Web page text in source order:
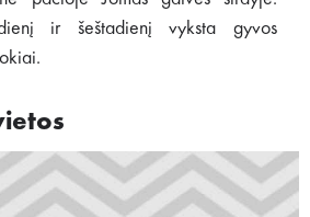
ir šeštadienį vyksta gyvos